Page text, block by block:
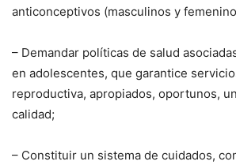
anticonceptivos (masculinos y
– Demandar políticas de salud
en adolescentes, que garantice
reproductiva, apropiados, oportunos,
calidad;
– Constituir un sistema de cuidados,